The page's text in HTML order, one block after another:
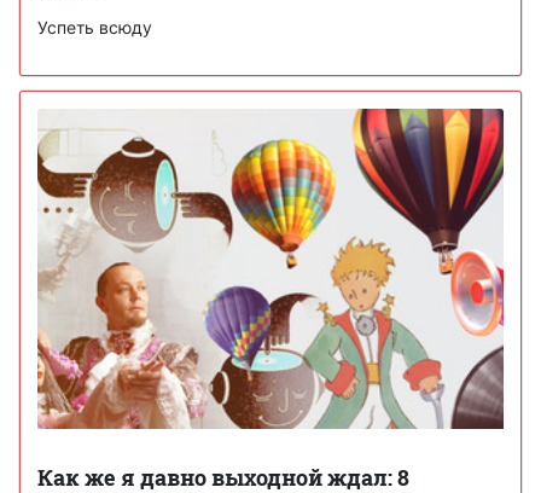
Успеть всюду
Как же я давно выходной ждал: 8